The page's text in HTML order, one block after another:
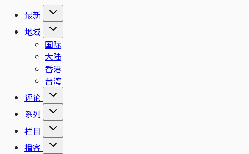
最新
地域
国际
大陆
香港
台湾
评论
系列
栏目
播客